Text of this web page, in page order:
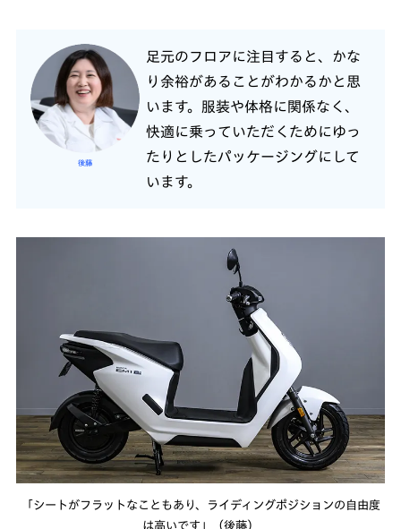
後藤
足元のフロアに注目すると、かな
り余裕があることがわかるかと思
います。服装や体格に関係なく、
快適に乗っていただくためにゆっ
たりとしたパッケージングにして
います。
「シートがフラットなこともあり、ライディングポジションの自由度
は高いです」（後藤）